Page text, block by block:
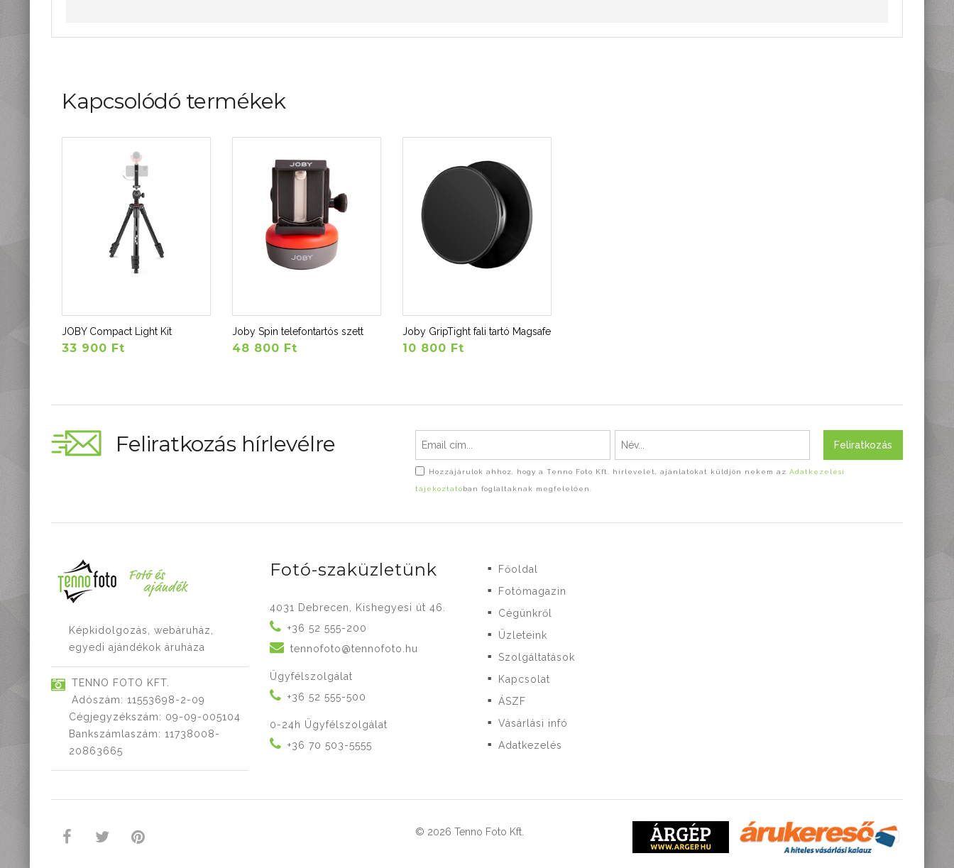
Kapcsolódó termékek
JOBY Compact Light Kit
33 900 Ft
Joby Spin telefontartós szett
48 800 Ft
Joby GripTight fali tartó Magsafe
10 800 Ft
Feliratkozás hírlevélre Feliratkozás
Hozzájárulok ahhoz, hogy a Tenno Foto Kft. hírlevelet, ajánlatokat küldjön nekem azAdatkezelési
tájékoztatóban foglaltaknak megfelelően.
Képkidolgozás, webáruház,
egyedi ajándékok áruháza
TENNO FOTO KFT.
Adószám: 11553698-2-09
Cégjegyzékszám: 09-09-005104
Bankszámlaszám: 11738008-
20863665
Fotó-szaküzletünk
4031 Debrecen, Kishegyesi út 46.
+36 52 555-200
tennofoto@tennofoto.hu
Ügyfélszolgálat
+36 52 555-500
0-24h Ügyfélszolgálat
+36 70 503-5555
■ Főoldal
■ Fotómagazin
■ Cégünkről
■ Üzleteink
■ Szolgáltatások
■ Kapcsolat
■ ÁSZF
■ Vásárlási infó
■ Adatkezelés
© 2026 Tenno Foto Kft.